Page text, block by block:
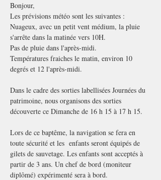
Bonjour,
Les prévisions météo sont les suivantes :
Nuageux, avec un petit vent médium, la pluie
s'arrête dans la matinée vers 10H.
Pas de pluie dans l'après-midi.
Températures fraiches le matin, environ 10
degrés et 12 l'après-midi.
Dans le cadre des sorties labellisées Journées du
patrimoine, nous organisons des sorties
découverte ce Dimanche de 16 h 15 à 17 h 15.
Lors de ce baptême, la navigation se fera en
toute sécurité et les  enfants seront équipés de
gilets de sauvetage. Les enfants sont acceptés à
partir de 3 ans. Un chef de bord (moniteur
diplômé) expérimenté sera à bord.